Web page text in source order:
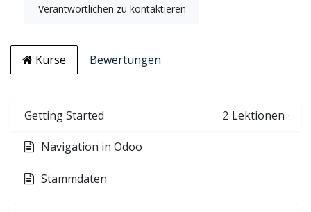
Verantwortlichen zu kontaktieren
Kurse Bewertungen
Getting Started 2 Lektionen ·
Navigation in Odoo
Stammdaten